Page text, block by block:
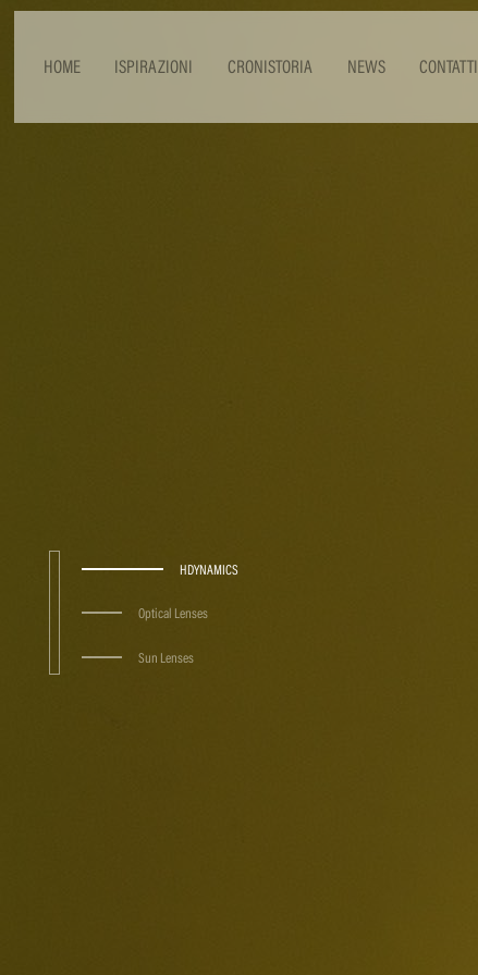
HOME ISPIRAZIONI CRONISTORIA NEWS CONTATTI
HDYNAMICS
Optical Lenses
Sun Lenses